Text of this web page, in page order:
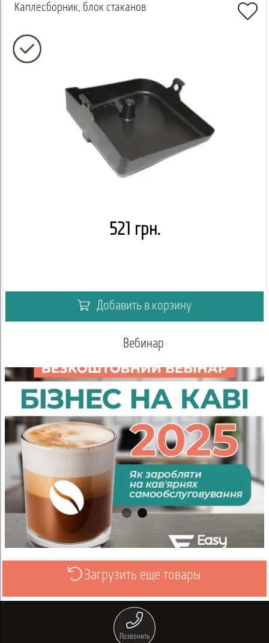
Каплесборник, блок стаканов
521 грн.
Добавить в корзину
Вебинар
Просмотреть
Загрузить еще товары
Позвонить